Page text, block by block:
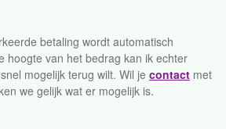
betaling wordt automatisch
hoogte van het bedrag kan ik echter
mogelijk terug wilt. Wil je contact met
we gelijk wat er mogelijk is.